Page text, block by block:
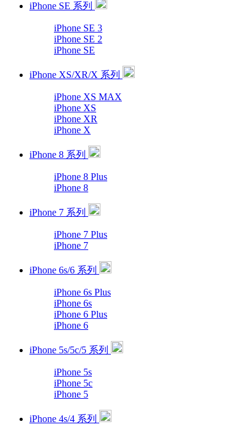
iPhone SE 系列
iPhone SE 3
iPhone SE 2
iPhone SE
iPhone XS/XR/X 系列
iPhone XS MAX
iPhone XS
iPhone XR
iPhone X
iPhone 8 系列
iPhone 8 Plus
iPhone 8
iPhone 7 系列
iPhone 7 Plus
iPhone 7
iPhone 6s/6 系列
iPhone 6s Plus
iPhone 6s
iPhone 6 Plus
iPhone 6
iPhone 5s/5c/5 系列
iPhone 5s
iPhone 5c
iPhone 5
iPhone 4s/4 系列